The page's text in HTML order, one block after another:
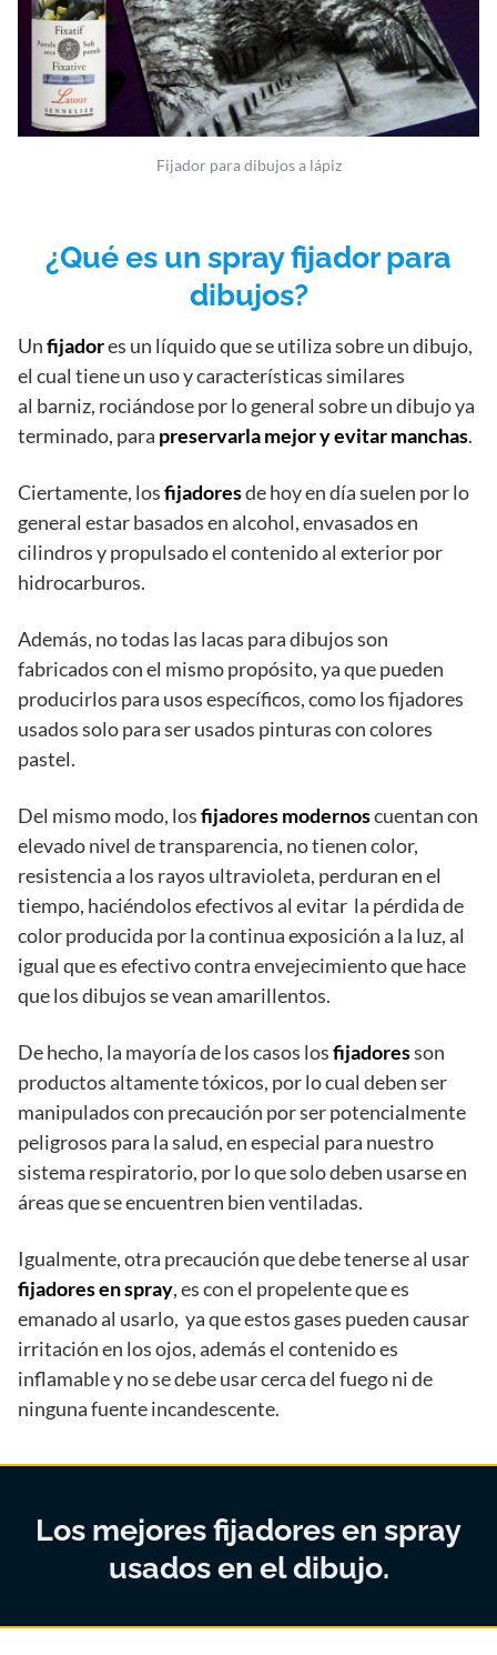
Fijador para dibujos a lápiz
¿Qué es un spray fijador para
dibujos?
Unfijadores un líquido que se utiliza sobre un dibujo,
el cual tiene un uso y características similares
al barniz, rociándose por lo general sobre un dibujo ya
terminado, para preservarla mejor y evitar manchas.
Ciertamente, losfijadoresde hoy en día suelen por lo
general estar basados ​​en alcohol, envasados en
cilindros y propulsado​ el contenido al exterior por
hidrocarburos.
Además, no todas las lacas para dibujos son
fabricados con el mismo propósito, ya que pueden
producirlos para usos específicos, como los fijadores
usados solo para ser usados pinturas con colores
pastel.
Del mismo modo, losfijadores modernoscuentan con
elevado nivel de transparencia, no tienen color,
resistencia a los rayos ultravioleta, perduran en el
tiempo, haciéndolos efectivos al evitar la pérdida de
color producida por la continua exposición a la luz, al
igual que es efectivo contra envejecimiento que hace
que los dibujos se vean amarillentos.
De hecho, la mayoría de los casos losfijadoresson
productos altamente tóxicos, por lo cual deben ser
manipulados con precaución por ser potencialmente
peligrosos para la salud, en especial para nuestro
sistema respiratorio, por lo que solo deben usarse en
áreas que se encuentren bien ventiladas.
Igualmente, otra precaución que debe tenerse al usar
fijadores en spray, es con el propelente que es
emanado al usarlo, ya que estos gases pueden causar
irritación en los ojos, además el contenido es
inflamable y no se debe usar cerca del fuego ni de
ninguna fuente incandescente.
Los mejores fijadores en spray
usados en el dibujo.